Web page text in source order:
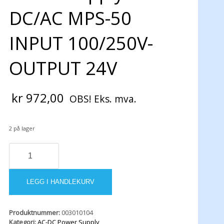
DC/AC MPS-50
INPUT 100/250V-
OUTPUT 24V
kr 972,00 OBS! Eks. mva.
2 på lager
Power
Supply
DC/AC
INPUT
OUTPUT
LEGG I HANDLEKURV
Produktnummer: 003010104
Kategori:AC-DC Power Supply